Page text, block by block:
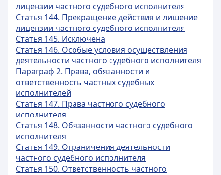
лицензии частного судебного исполнителя
Статья 144. Прекращение действия и лишение
лицензии частного судебного исполнителя
Статья 145. Исключена
Статья 146. Особые условия осуществления
деятельности частного судебного исполнителя
Параграф 2. Права, обязанности и
ответственность частных судебных
исполнителей
Статья 147. Права частного судебного
исполнителя
Статья 148. Обязанности частного судебного
исполнителя
Статья 149. Ограничения деятельности
частного судебного исполнителя
Статья 150. Ответственность частного